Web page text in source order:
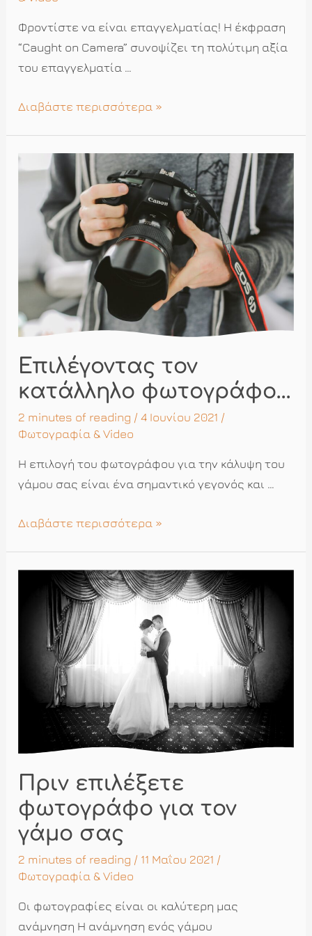
Φροντίστε να είναι επαγγελματίας! Η έκφραση
“Caught on Camera” συνοψίζει τη πολύτιμη αξία
του επαγγελματία …
Βρήκατε
Διαβάστε περισσότερα »
Επιλέγοντας τον
κατάλληλο φωτογράφο…
2 minutes of reading / 4 Ιουνίου 2021 /
Φωτογραφία & Video
Η επιλογή του φωτογράφου για την κάλυψη του
γάμου σας είναι ένα σημαντικό γεγονός και …
Επιλέγοντας
φωτογράφο…
Διαβάστε περισσότερα »
Πριν επιλέξετε
φωτογράφο για τον
γάμο σας
2 minutes of reading / 11 Μαΐου 2021 /
Φωτογραφία & Video
Οι φωτογραφίες είναι οι καλύτερη μας
ανάμνηση Η ανάμνηση ενός γάμου